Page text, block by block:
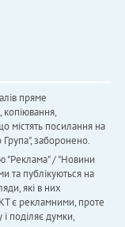
пряме
містять посилання на
Група", заборонено.
"Реклама" / "Новини
та публікуються на
які в них
є рекламними, проте
і поділяє думки,